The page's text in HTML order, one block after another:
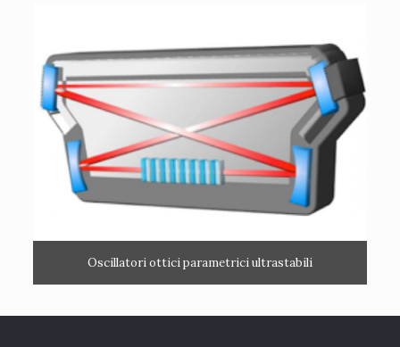
Oscillatori ottici parametrici ultrastabili